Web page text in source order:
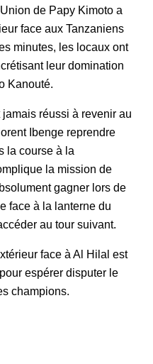
de Papy Kimoto a
face aux Tanzaniens
minutes, les locaux ont
leur domination
Kanouté.
réussi à revenir au
Ibenge reprendre
la course à la
la mission de
gagner lors de
face à la lanterne du
au tour suivant.
face à Al Hilal est
espérer disputer le
champions.